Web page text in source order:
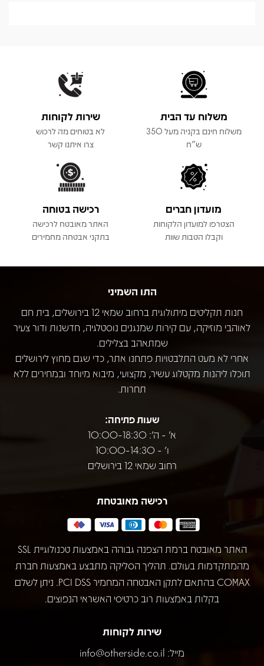
משלוח עד הבית
משלוח חינם בקניה מעל 350
ש"ח
שירות לקוחות
לא בטוחים מה לרכוש
צרו איתנו קשר
מועדון חברים
הצטרפו למועדון הלקוחות
וקבלו הטבות שוות
רכישה בטוחה
האתר מאובטח לרכישה
בתקני אבטחה מחמירים
התו השמיני
חנות תקליטים מיתולוגית ברחוב שמאי 12 בירושלים, בית חם
לאוהבי מוזיקה, עם קירות שמנגנים נוסטלגיה, חדשנות ודור צעיר
שמתאהב בצלילים.
אחרי לא מעט התלבטויות פתחנו אתר, כדי שגם מחוץ לירושלים
תוכלו ליהנות מקטלוג עשיר, מקצועי, מיבוא מיוחד ובמחירים ללא
תחרות.
שעות פתיחה:
א' - ה': 10:00-18:30
ו' - 10:00-14:30
רחוב שמאי 12 בירושלים
רכישה מאובטחת
האתר מאובטח ברמת הצפנה גבוהה באמצעות טכנולוגיית SSL
מהמתקדמות בעולם. תהליך הסליקה מתבצע באמצעות חברת
COMAX בהתאם לתקן האבטחה המחמיר PCI DSS. ניתן לשלם
בקלות באמצעות רוב כרטיסי האשראי הנפוצים.
שירות לקוחות
מייל: info@otherside.co.il